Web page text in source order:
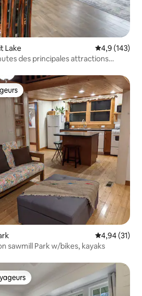
Lake Évaluation
4,9 (143)
des principales attractions
Évaluation
4,94 (31)
sawmill Park w/bikes, kayaks
les plus appréciés